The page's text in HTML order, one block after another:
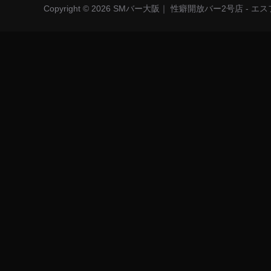
Copyright © 2026 SMバー大阪｜ 性癖開放バー2号店 - エス